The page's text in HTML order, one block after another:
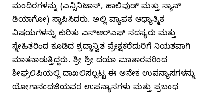
ಮಂದಿರಗಳನ್ನು (ಎನ್ಸಿನಿಟಾಸ್, ಹಾಲಿವುಡ್ ಮತ್ತು ಸ್ಯಾನ್
ಡಿಯಾಗೋ) ಸ್ಥಾಪಿಸಿದರು. ಅಲ್ಲಿ ವ್ಯಾಪಕ ಆಧ್ಯಾತ್ಮಿಕ
ವಿಷಯಗಳನ್ನು ಕುರಿತು ಎಸ್‌ಆರ್‌ಎಫ್‌ ಸದಸ್ಯರು ಮತ್ತು
ಸ್ನೇಹಿತರಿಂದ ಕೂಡಿದ ಶ್ರದ್ಧಾನ್ವಿತ ಪ್ರೇಕ್ಷಕರೆದುರಿಗೆ ನಿಯತವಾಗಿ
ಮಾತನಾಡುತ್ತಿದ್ದರು. ಶ್ರೀ ಶ್ರೀ ದಯಾ ಮಾತಾರವರಿಂದ
ಶೀಘ್ರಲಿಪಿಯಲ್ಲಿ ದಾಖಲಿಸಲ್ಪಟ್ಟ ಈ ಅನೇಕ ಉಪನ್ಯಾಸಗಳನ್ನು
ಯೋಗಾನಂದಜಿಯವರ ಉಪನ್ಯಾಸಗಳು ಮತ್ತು ಪ್ರಬಂಧ